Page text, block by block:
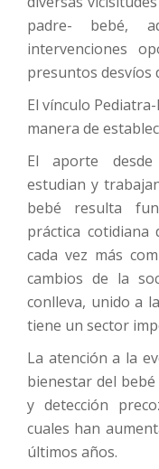
padre- bebé,
intervenciones
presuntos desvíos
El vínculo
manera de
El aporte
estudian y
bebé resulta
práctica
cada vez más
cambios de la
conlleva, unido a
tiene un sector
La atención a la
bienestar del
y detección
cuales han
últimos años.